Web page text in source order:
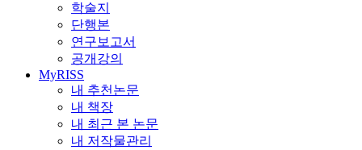
학술지
단행본
연구보고서
공개강의
MyRISS
내 추천논문
내 책장
내 최근 본 논문
내 저작물관리